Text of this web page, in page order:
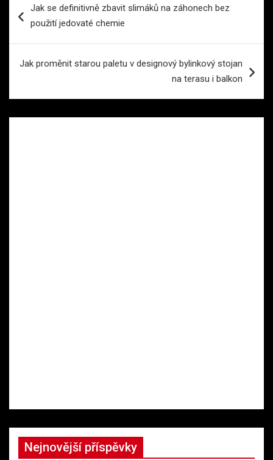
proJak se definitivně zbavit slimáků na záhonech bez
použití jedovaté chemie
Jak proměnit starou paletu v designový bylinkový stojan
na terasu i balkon
Nejnovější příspěvky